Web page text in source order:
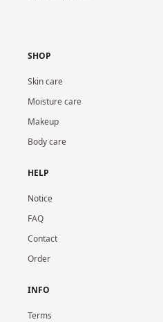
SHOP
Skin care
Moisture care
Makeup
Body care
HELP
Notice
FAQ
Contact
Order
INFO
Terms